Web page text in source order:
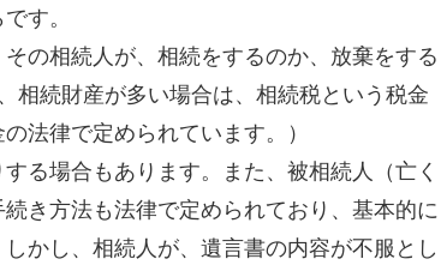
す。
の相続人が、相続をするのか、放棄をする
相続財産が多い場合は、相続税という税金
法律で定められています。）
る場合もあります。また、被相続人（亡く
き方法も法律で定められており、基本的に
かし、相続人が、遺言書の内容が不服とし